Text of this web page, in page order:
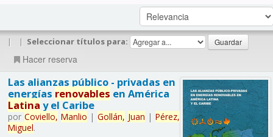
| | Seleccionar títulos para:
Hacer reserva
Las alianzas público - privadas en
energías renovables en América
Latina y el Caribe
por Coviello, Manlio | Gollán, Juan | Pérez,
Miguel.